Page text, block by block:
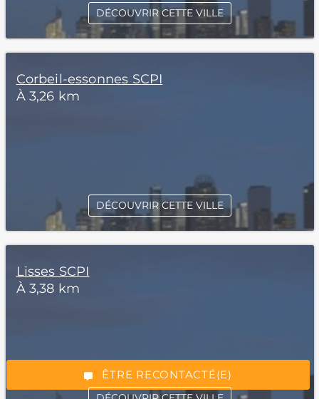
*Champs obligatoires
“Excellent”, 165 avis
ÊTRE RECONTACTÉ(E)
DÉCOUVRIR CETTE VILLE
Corbeil-essonnes SCPI
À 3,26 km
DÉCOUVRIR CETTE VILLE
Lisses SCPI
À 3,38 km